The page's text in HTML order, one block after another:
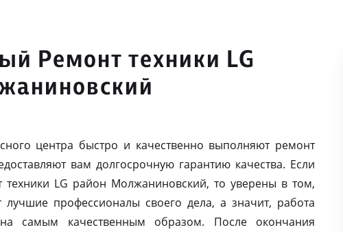
Ремонт техники LG
центра быстро и качественно выполняют ремонт
вам долгосрочную гарантию качества. Если
LG район Молжаниновский, то уверены в том,
профессионалы своего дела, а значит, работа
самым качественным образом. После окончания